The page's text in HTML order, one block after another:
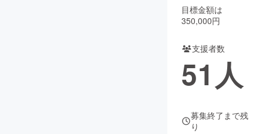
コミュニティ
目標金額は
350,000円
支援者数
51 人
募集終了まで残
り